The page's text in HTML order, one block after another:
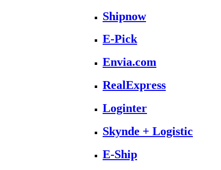
Shipnow
E-Pick
Envia.com
RealExpress
Loginter
Skynde + Logistic
E-Ship